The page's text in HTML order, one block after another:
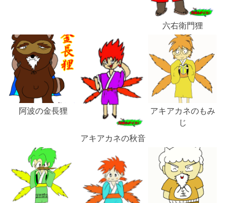
六右衛門狸
阿波の金長狸
アキアカネの秋音
アキアカネのもみ
じ